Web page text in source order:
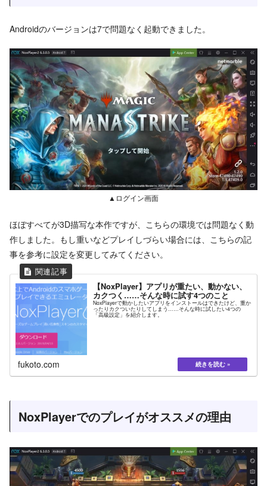
Androidのバージョンは7で問題なく起動できました。
▲ログイン画面
ほぼすべてが3D描写な本作ですが、こちらの環境では問題なく動
作しました。もし重いなどプレイしづらい場合には、こちらの記
事を参考に設定を変更してみてください。
【NoxPlayer】アプリが重たい、動かない、
カクつく……そんな時に試す4つのこと
NoxPlayerで動かしたいアプリをインストールはできたけど、重か
ったりカクついたりしてしまう……そんな時に試したい4つの
「高級設定」を紹介します。
fukoto.com
NoxPlayerでのプレイがオススメの理由